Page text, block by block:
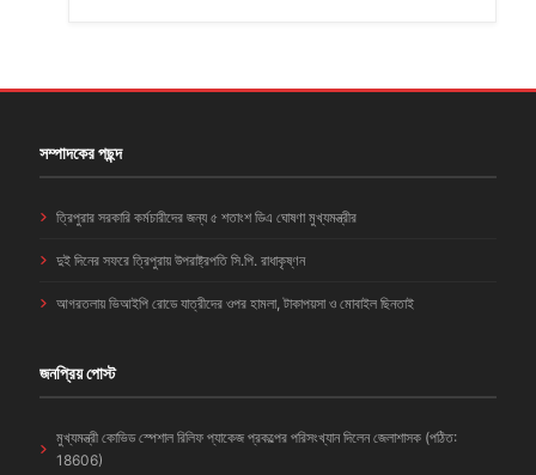
সম্পাদকের পছন্দ
ত্রিপুরার সরকারি কর্মচারীদের জন্য ৫ শতাংশ ডিএ ঘোষণা মুখ্যমন্ত্রীর
দুই দিনের সফরে ত্রিপুরায় উপরাষ্ট্রপতি সি.পি. রাধাকৃষ্ণন
আগরতলায় ভিআইপি রোডে যাত্রীদের ওপর হামলা, টাকাপয়সা ও মোবাইল ছিনতাই
জনপ্রিয় পোস্ট
মুখ্যমন্ত্রী কোভিড স্পেশাল রিলিফ প্যাকেজ প্রকল্পের পরিসংখ্যান দিলেন জেলাশাসক (পঠিত:
18606)